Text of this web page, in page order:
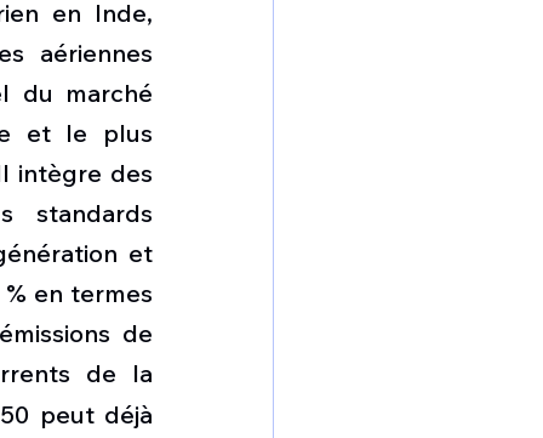
en Inde,
aériennes
du marché
et le plus
intègre des
standards
et
en termes
de
de la
peut déjà